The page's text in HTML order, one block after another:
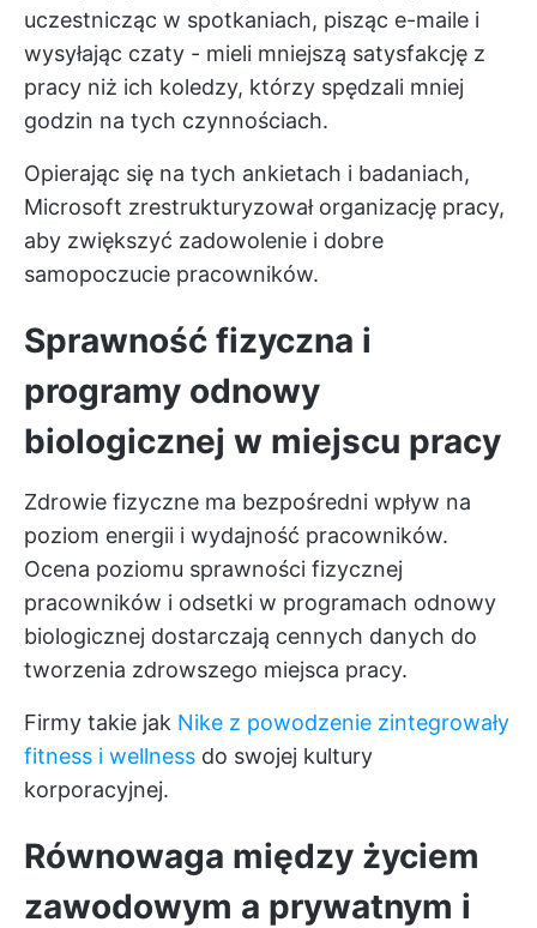
uczestnicząc w spotkaniach, pisząc e-maile i
wysyłając czaty - mieli mniejszą satysfakcję z
pracy niż ich koledzy, którzy spędzali mniej
godzin na tych czynnościach.
Opierając się na tych ankietach i badaniach,
Microsoft zrestrukturyzował organizację pracy,
aby zwiększyć zadowolenie i dobre
samopoczucie pracowników.
Sprawność fizyczna i
programy odnowy
biologicznej w miejscu pracy
Zdrowie fizyczne ma bezpośredni wpływ na
poziom energii i wydajność pracowników.
Ocena poziomu sprawności fizycznej
pracowników i odsetki w programach odnowy
biologicznej dostarczają cennych danych do
tworzenia zdrowszego miejsca pracy.
Firmy takie jak Nike z powodzenie zintegrowały
fitness i wellness do swojej kultury
korporacyjnej.
Równowaga między życiem
zawodowym a prywatnym i